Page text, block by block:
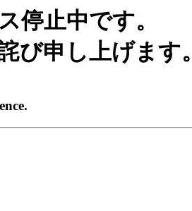
停止中です。
び申し上げます。